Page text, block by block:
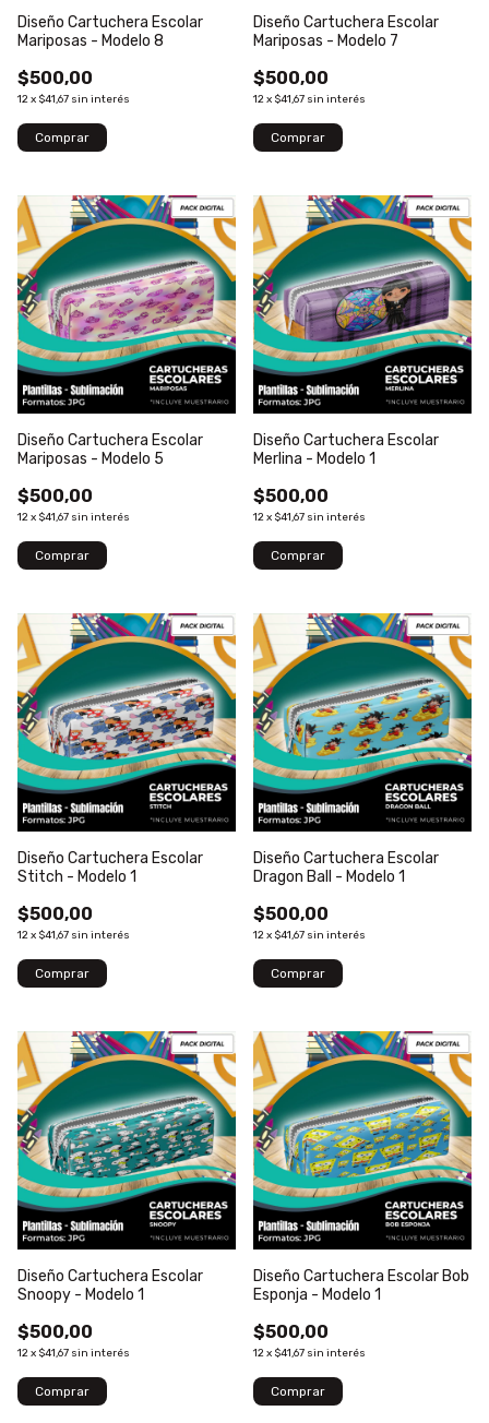
Diseño Cartuchera Escolar
Mariposas - Modelo 8
$500,00
12x $41,67 sin interés
Diseño Cartuchera Escolar
Mariposas - Modelo 7
$500,00
12x $41,67 sin interés
Diseño Cartuchera Escolar
Mariposas - Modelo 5
$500,00
12x $41,67 sin interés
Diseño Cartuchera Escolar
Merlina - Modelo 1
$500,00
12x $41,67 sin interés
Diseño Cartuchera Escolar
Stitch - Modelo 1
$500,00
12x $41,67 sin interés
Diseño Cartuchera Escolar
Dragon Ball - Modelo 1
$500,00
12x $41,67 sin interés
Diseño Cartuchera Escolar
Snoopy - Modelo 1
$500,00
12x $41,67 sin interés
Diseño Cartuchera Escolar Bob
Esponja - Modelo 1
$500,00
12x $41,67 sin interés